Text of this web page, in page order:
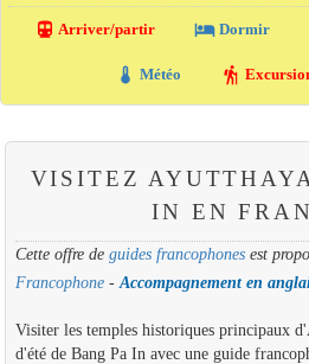
directions_transit Arriver/partir local_hotel Dormir
thermostat Météo hiking
VISITEZ
IN EN
Cette offre de guides francophonesest
Francophone- Accompagnement en
Visiter les temples historiques principaux
d'été de Bang Pa In avec une guide